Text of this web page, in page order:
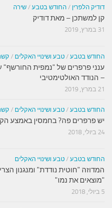
דודיק הלפרין / החודש בטבע / שירה
קן למשתכן – מאת דודיק
31 במרץ, 2019
החודש בטבע / טבע ושינויי האקלים /
ענני פרפרים של "נמפית החורשף"
– הנודד האולטימטיבי
21 במרץ, 2019
החודש בטבע / טבע ושינויי האקלים /
יש פרפרים פה? בחמסין באמצע
24 ביולי, 2018
החודש בטבע / טבע ושינויי האקלים
המדוזה "חוטית נודדת" ומנגנון
"מוצאים את נמו"
5 ביולי, 2018